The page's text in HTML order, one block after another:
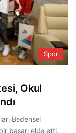
Spor
Okul
Bedensel
başarı elde etti.